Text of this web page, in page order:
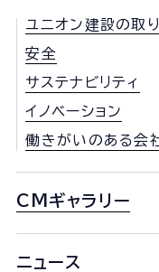
ユニオン建設の取
安全
サステナビリティ
イノベーション
働きがいのある会
CMギャラリー
ニュース